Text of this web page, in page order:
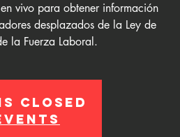
vivo para obtener información
desplazados de la Ley de
la Fuerza Laboral.
Closed